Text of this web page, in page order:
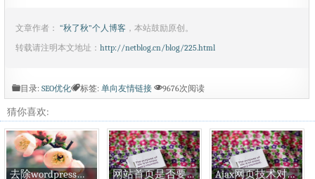
文章作者： “秋了秋”个人博客 ，本站鼓励原创。
转载请注明本文地址： http://netblog.cn/blog/225.html
目录: SEO优化 标签: 单向友情链接 9676次阅读
猜你喜欢:
去除wordpress评论日期时间上的超链接 网站首页是否要加Canonical标签问题 Ajax网页技术对网站SEO无影响